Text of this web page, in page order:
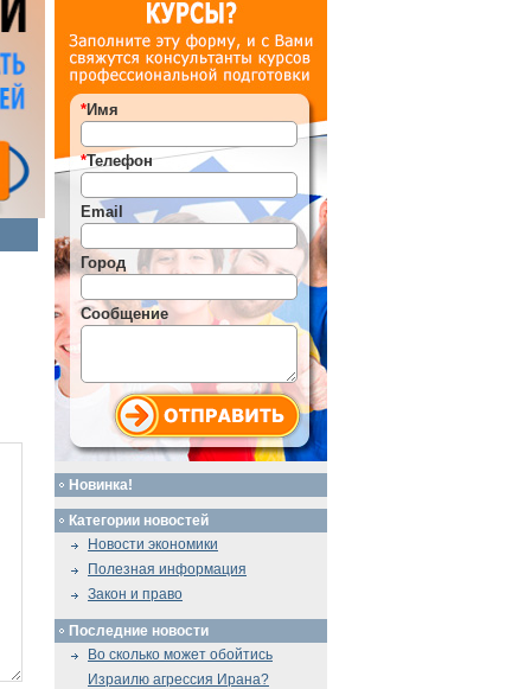
*Имя
*Телефон
Email
Город
Сообщение
Новинка!
Категории новостей
Новости экономики
Полезная информация
Закон и право
Последние новости
Во сколько может обойтись
Израилю агрессия Ирана?